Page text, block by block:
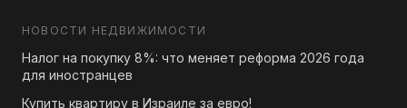
НОВОСТИ НЕДВИЖИМОСТИ
Налог на покупку 8%: что меняет реформа 2026 года
для иностранцев
Купить квартиру в Израиле за евро!